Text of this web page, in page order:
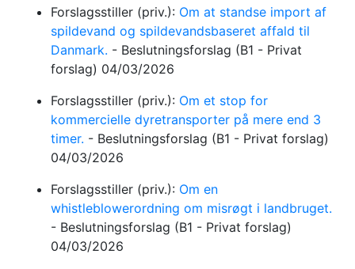
Forslagsstiller (priv.): Om at standse import af
spildevand og spildevandsbaseret affald til
Danmark. - Beslutningsforslag (B1 - Privat
forslag) 04/03/2026
Forslagsstiller (priv.): Om et stop for
kommercielle dyretransporter på mere end 3
timer. - Beslutningsforslag (B1 - Privat forslag)
04/03/2026
Forslagsstiller (priv.): Om en
whistleblowerordning om misrøgt i landbruget.
- Beslutningsforslag (B1 - Privat forslag)
04/03/2026